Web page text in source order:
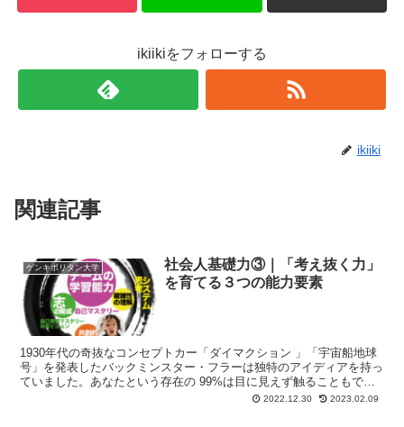
ikiikiをフォローする
ikiiki
関連記事
ゲンキポリタン大学
社会人基礎力③｜「考え抜く力」
を育てる３つの能力要素
1930年代の奇抜なコンセプトカー「ダイマクション 」「宇宙船地球
号」を発表したバックミンスター・フラーは独特のアイディアを持っ
ていました。あなたという存在の 99%は目に見えず触ることもでき
ないという言葉は死語、現実になっています。自分の時間をより有効
2022.12.30 2023.02.09